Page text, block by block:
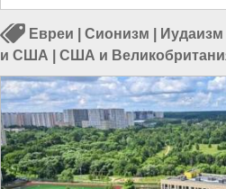
Евреи Сионизм Иудаизм
и США
США и